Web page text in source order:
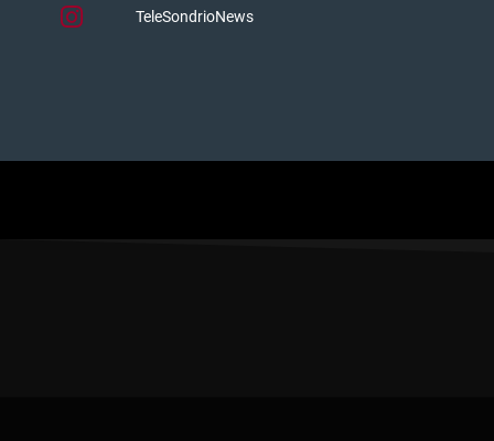
TeleSondrioNews